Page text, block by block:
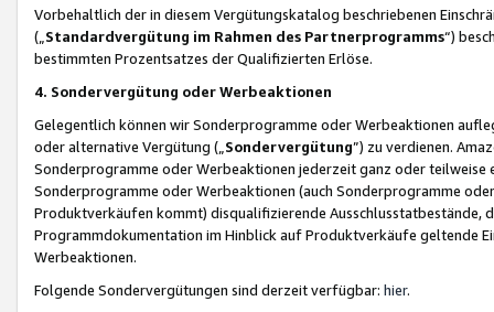
Vorbehaltlich der in diesem Vergütungskatalog beschriebenen
(„ Standardvergütung im Rahmen des Partnerprogramms“)
bestimmten Prozentsatzes der Qualifizierten Erlöse.
4. Sondervergütung oder Werbeaktionen
Gelegentlich können wir Sonderprogramme oder Werbeaktionen
oder alternative Vergütung („ Sondervergütung”) zu verdienen.
Sonderprogramme oder Werbeaktionen jederzeit ganz oder
Sonderprogramme oder Werbeaktionen (auch Sonderprogramme
Produktverkäufen kommt) disqualifizierende Ausschlusstatbestände,
Programmdokumentation im Hinblick auf Produktverkäufe geltende
Werbeaktionen.
Folgende Sondervergütungen sind derzeit verfügbar: hier.